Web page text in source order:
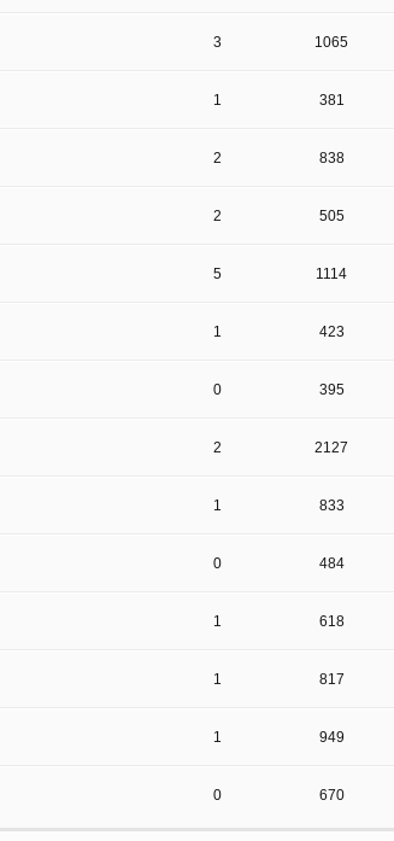
3 1065
1 381
2 838
2 505
5 1114
1 423
0 395
2 2127
1 833
0 484
1 618
1 817
1 949
0 670